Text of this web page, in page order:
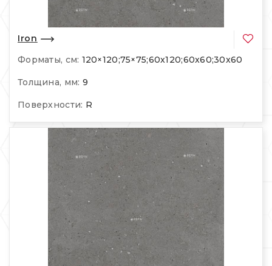
Iron
Форматы, см: 120×120;75×75;60x120;60x60;30x60
Толщина, мм: 9
Поверхности: R